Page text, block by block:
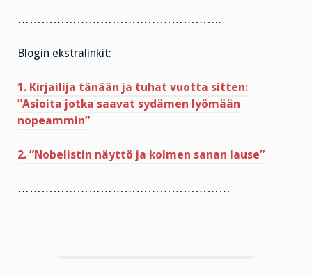
…………………………………………….
Blogin ekstralinkit:
1. Kirjailija tänään ja tuhat vuotta sitten:
”Asioita jotka saavat sydämen lyömään
nopeammin”
2. ”Nobelistin näyttö ja kolmen sanan lause”
………………………………………………